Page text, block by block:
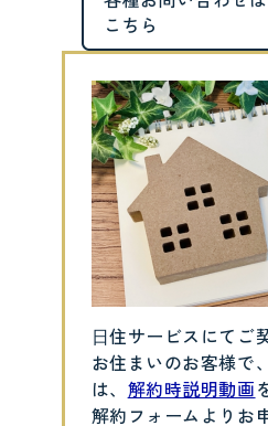
⽇住サービスにてご
お住まいのお客様で
は、 解約時説明動画
解約フォームよりお